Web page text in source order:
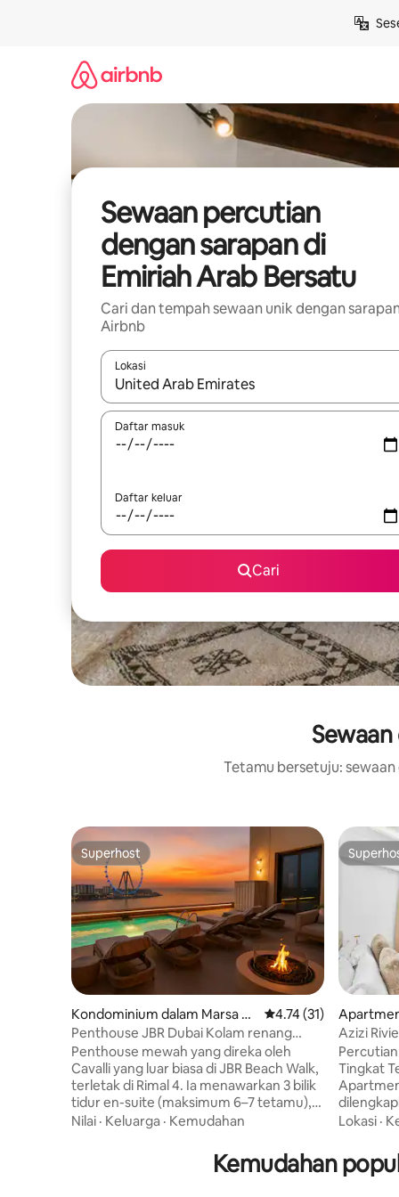
Sewaan percutian
dengan sarapan di
Emiriah Arab Bersatu
Cari dan tempah sewaan unik dengan
Airbnb
Lokasi
Apabila hasil tersedia, navigasi dengan kekunci
Daftar masuk
Daftar keluar
Cari
Tetamu bersetuju:
Superhost
Superhost
Kondominium dalam Marsa D
ubai
Penarafan purata 4.74
4.74 (31)
Penthouse JBR Dubai Kolam renang
persendirian/chef/spa/pawagam dll
Penthouse mewah yang direka oleh
Cavalli yang luar biasa di JBR Beach Walk,
terletak di Rimal 4. Ia menawarkan 3 bilik
tidur en-suite (maksimum 6–7 tetamu),
teres yang menakjubkan dengan kolam
menambah 2 bilik tidur en-suite
tambahan di apartmen yang
Nilai · Keluarga · Kemudahan
Azizi
Superior
Tingkat
pada
yang
Khalifa/
Lokasi ·
Kemudahan